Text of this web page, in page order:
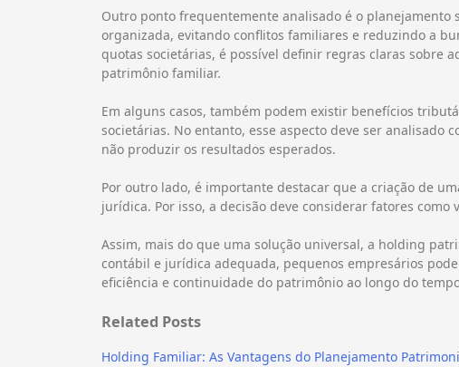
Outro ponto frequentemente analisado é o
organizada, evitando conflitos familiares e reduzindo a
quotas societárias, é possível definir regras claras
patrimônio familiar.
Em alguns casos, também podem existir benefícios
societárias. No entanto, esse aspecto deve ser
não produzir os resultados esperados.
Por outro lado, é importante destacar que a criação de
jurídica. Por isso, a decisão deve considerar fatores
Assim, mais do que uma solução universal, a holding
contábil e jurídica adequada, pequenos empresários
eficiência e continuidade do patrimônio ao longo do
Related Posts
Holding Familiar: As Vantagens do Planejamento